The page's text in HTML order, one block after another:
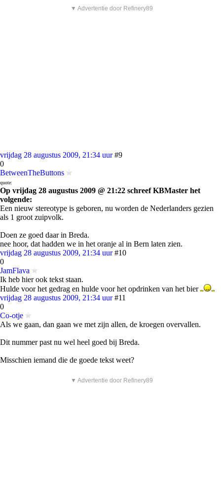
▼ Advertentie door Refinery89
vrijdag 28 augustus 2009, 21:34 uur #9
0
BetweenTheButtons
quote:
Op vrijdag 28 augustus 2009 @ 21:22 schreef KBMaster het
volgende:
Een nieuw stereotype is geboren, nu worden de Nederlanders gezien
als 1 groot zuipvolk.
Doen ze goed daar in Breda.
nee hoor, dat hadden we in het oranje al in Bern laten zien.
vrijdag 28 augustus 2009, 21:34 uur #10
0
JamFlava
Ik heb hier ook tekst staan.
Hulde voor het gedrag en hulde voor het opdrinken van het bier
vrijdag 28 augustus 2009, 21:34 uur #11
0
Co-otje
Als we gaan, dan gaan we met zijn allen, de kroegen overvallen.
Dit nummer past nu wel heel goed bij Breda.
Misschien iemand die de goede tekst weet?
▼ Advertentie door Refinery89